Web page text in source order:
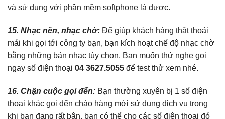
và sử dụng với phần mềm softphone là được.
15. Nhạc nền, nhạc chờ: Để giúp khách hàng thật thoải
mái khi gọi tới công ty bạn, bạn kích hoạt chế độ nhạc chờ
bằng những bản nhạc tùy chọn. Bạn muốn thử nghe gọi
ngay số điện thoại 04 3627.5055 để test thử xem nhé.
16. Chặn cuộc gọi đến: Bạn thường xuyên bị 1 số điện
thoại khác gọi đến chào hàng mời sử dụng dịch vụ trong
khi bạn đang rất bận, bạn có thể cho các số điện thoại đó